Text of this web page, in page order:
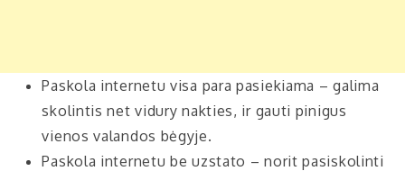
Paskola internetu visa para pasiekiama – galima
skolintis net vidury nakties, ir gauti pinigus
vienos valandos bėgyje.
Paskola internetu be uzstato – norit pasiskolinti